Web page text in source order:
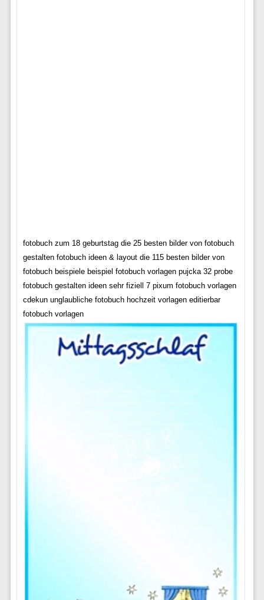
fotobuch zum 18 geburtstag die 25 besten bilder von fotobuch
gestalten fotobuch ideen & layout die 115 besten bilder von
fotobuch beispiele beispiel fotobuch vorlagen pujcka 32 probe
fotobuch gestalten ideen sehr fiziell 7 pixum fotobuch vorlagen
cdekun unglaubliche fotobuch hochzeit vorlagen editierbar
fotobuch vorlagen